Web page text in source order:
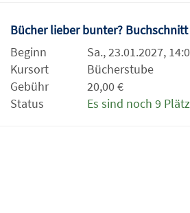
Bücher lieber bunter?
Beginn
Sa., 23.01.2027,
Kursort
Bücherstube
Gebühr
20,00 €
Status
Es sind noch 9